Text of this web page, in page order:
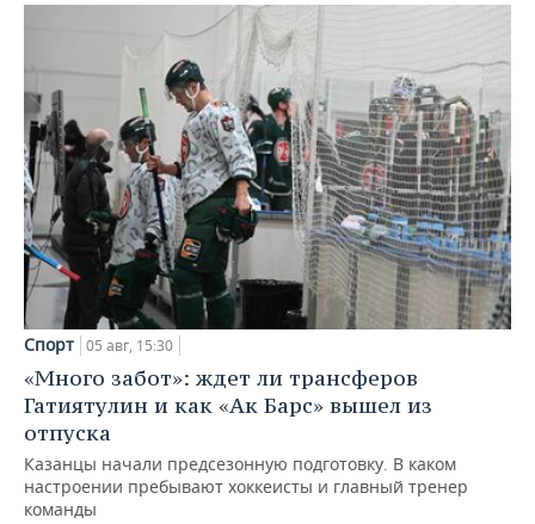
Спорт 05 авг, 15:30
«Много забот»: ждет ли трансферов
Гатиятулин и как «Ак Барс» вышел из
отпуска
Казанцы начали предсезонную подготовку. В каком
настроении пребывают хоккеисты и главный тренер
команды